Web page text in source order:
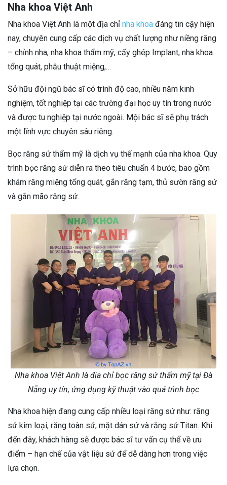
Nha khoa Việt Anh
Nha khoa Việt Anh là một địa chỉ nha khoa đáng tin cậy hiện
nay, chuyên cung cấp các dịch vụ chất lượng như niềng răng
– chỉnh nha, nha khoa thẩm mỹ, cấy ghép Implant, nha khoa
tổng quát, phẫu thuật miệng,…
Sở hữu đội ngũ bác sĩ có trình độ cao, nhiều năm kinh
nghiệm, tốt nghiệp tại các trường đại học uy tín trong nước
và được tu nghiệp tại nước ngoài. Mội bác sĩ sẽ phụ trách
một lĩnh vực chuyên sâu riêng.
Bọc răng sứ thẩm mỹ là dịch vụ thế mạnh của nha khoa. Quy
trình bọc răng sứ diễn ra theo tiêu chuẩn 4 bước, bao gồm
khám răng miệng tổng quát, gắn răng tạm, thủ sườn răng sứ
và gắn mão răng sứ.
Nha khoa Việt Anh là địa chỉ bọc răng sứ thẩm mỹ tại Đà
Nẵng uy tín, ứng dụng kỹ thuật vào quá trình bọc
Nha khoa hiện đang cung cấp nhiều loại răng sứ như: răng
sứ kim loại, răng toàn sứ, mặt dán sứ và răng sứ Titan. Khi
đến đây, khách hàng sẽ được bác sĩ tư vấn cụ thể về ưu
điểm – hạn chế của vật liệu sứ để dễ dàng hơn trong việc
lựa chọn.